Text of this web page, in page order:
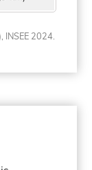
INSEE 2024.